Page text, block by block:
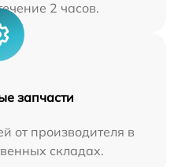
2 часов.
запчасти
от производителя в
складах.